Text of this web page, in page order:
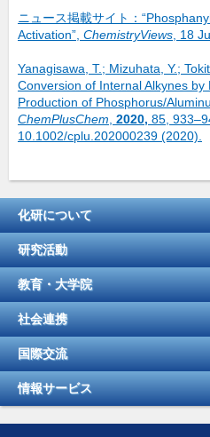
ニュース掲載サイト：
Activation”, ChemistryViews , 18
Yanagisawa, T.; Mizuhata, Y.;
Conversion of Internal Alkynes by
Production of Phosphorus/
ChemPlusChem 2020, 85,
10.1002/cplu.202000239 (2020).
化研について
研究活動
教育・大学院
社会連携
国際交流
情報サービス